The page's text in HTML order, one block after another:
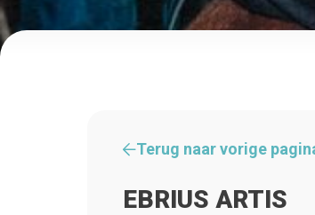
Terug naar vorige
EBRIUS ARTIS